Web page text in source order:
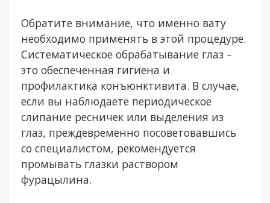
Обратите внимание, что именно вату
необходимо применять в этой процедуре.
Систематическое обрабатывание глаз –
это обеспеченная гигиена и
профилактика конъюнктивита. В случае,
если вы наблюдаете периодическое
слипание ресничек или выделения из
глаз, преждевременно посоветовавшись
со специалистом, рекомендуется
промывать глазки раствором
фурацылина.